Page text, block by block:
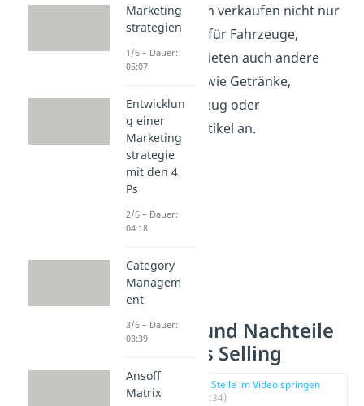
Tankstellen verkaufen nicht nur
Kraftstoff für Fahrzeuge,
sondern bieten auch andere
Produkte wie Getränke,
Knabberzeug oder
Hygieneartikel an.
Vorteile und Nachteile
von Cross Selling
zur Stelle im Video springen
(01:34)
Marketing
strategien
1/6 – Dauer:
05:07
Entwicklun
g einer
Marketing
strategie
mit den 4
Ps
2/6 – Dauer:
04:18
Category
Managem
ent
3/6 – Dauer:
03:39
Ansoff
Matrix